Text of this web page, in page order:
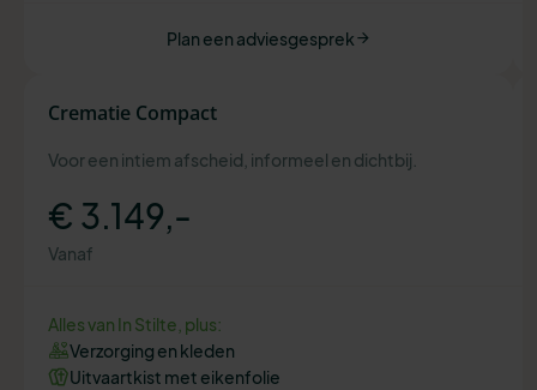
Plan een adviesgesprek
Crematie Compact
Voor een intiem afscheid, informeel en dichtbij.
€ 3.149,-
Vanaf
Alles van In Stilte, plus:
Verzorging en kleden
Uitvaartkist met eikenfolie